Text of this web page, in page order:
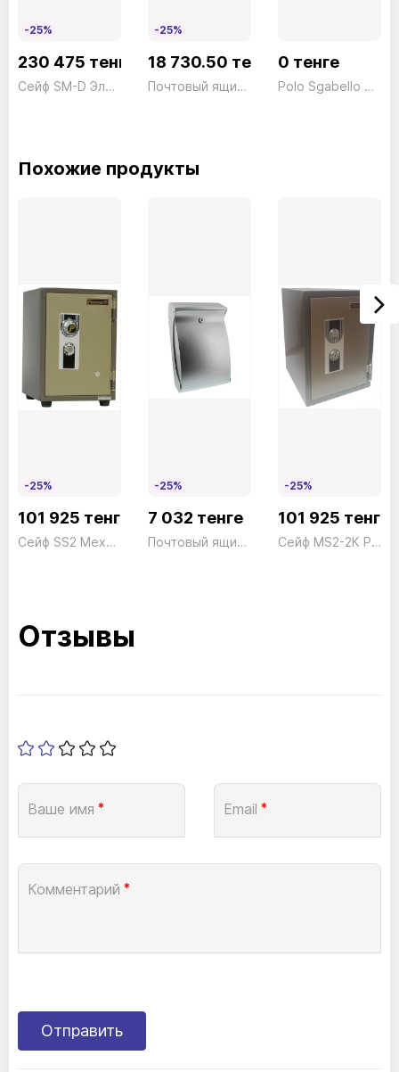
-25%
230 475 тенге
Сейф SM-D Электронный President ш470*г512*в667 105кг
-25%
18 730.50 тенге
Почтовый ящик Inox Star 4730 NI
0 тенге
Polo Sgabello Rivestito
Похожие продукты
-25%
101 925 тенге
Сейф SS2 Механический President ш350*г430*в515 50кг
-25%
7 032 тенге
Почтовый ящик Swing 4906 SI
-25%
101 925 тенге
Сейф MS2-2К President ш330*г368*в438 40кг
Отзывы
Ваше имя * Email *
Комментарий *